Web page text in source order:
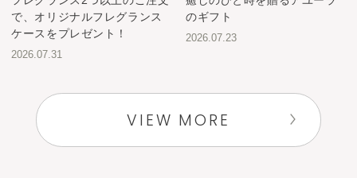
で、オリジナルフレグランス
ケースをプレゼント！
2026.07.31
のギフト
2026.07.23
VIEW MORE